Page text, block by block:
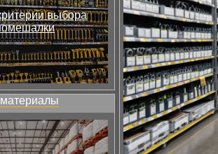
выбора